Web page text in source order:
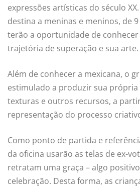
expressões artísticas do século
destina a meninas e meninos, de
terão a oportunidade de conhecer
trajetória de superação e sua arte.
Além de conhecer a mexicana, o
estimulado a produzir sua
texturas e outros recursos, a
representação do processo
Como ponto de partida e
da oficina usarão as telas de ex-
retratam uma graça – algo
celebração. Desta forma, as